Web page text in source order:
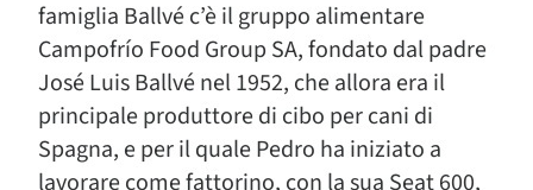
famiglia Ballvé c’è il gruppo alimentare
Campofrío Food Group SA, fondato dal padre
José Luis Ballvé nel 1952, che allora era il
principale produttore di cibo per cani di
Spagna, e per il quale Pedro ha iniziato a
lavorare come fattorino, con la sua Seat 600,